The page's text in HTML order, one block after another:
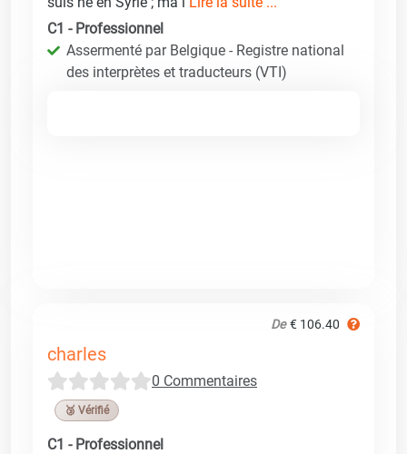
C1 - Professionnel
Assermenté par Belgique - Registre national
des interprètes et traducteurs (VTI)
De € 106.40
charles
0 Commentaires
🥉 Vérifié
C1 - Professionnel